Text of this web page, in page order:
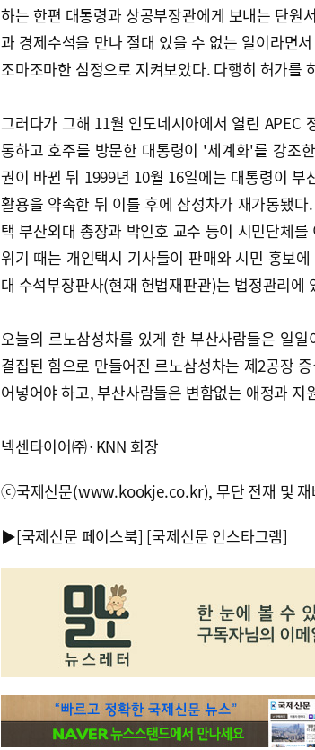
하는 한편 대통령과 상공부장관에게 보내는 탄원
과 경제수석을 만나 절대 있을 수 없는 일이라면
조마조마한 심정으로 지켜보았다. 다행히 허가를
그러다가 그해 11월 인도네시아에서 열린 APEC
동하고 호주를 방문한 대통령이 '세계화'를 강조
권이 바뀐 뒤 1999년 10월 16일에는 대통령이 부
활용을 약속한 뒤 이틀 후에 삼성차가 재가동됐
택 부산외대 총장과 박인호 교수 등이 시민단체
위기 때는 개인택시 기사들이 판매와 시민 홍보
대 수석부장판사(현재 헌법재판관)는 법정관리에
오늘의 르노삼성차를 있게 한 부산사람들은 일
결집된 힘으로 만들어진 르노삼성차는 제2공장
어넣어야 하고, 부산사람들은 변함없는 애정과 지
넥센타이어㈜·KNN 회장
ⓒ국제신문(www.kookje.co.kr), 무단 전재 및 재
▶[국제신문 페이스북] [국제신문 인스타그램]